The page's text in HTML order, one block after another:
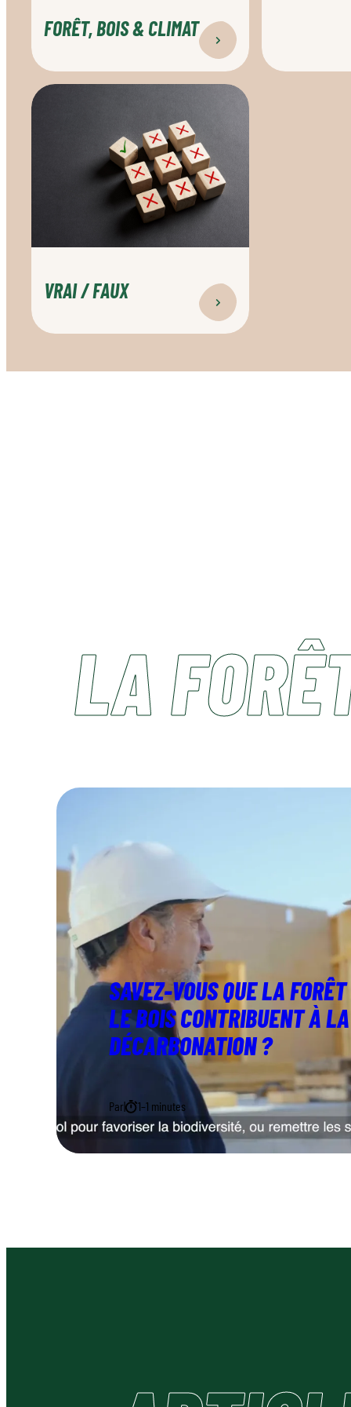
FORÊT, BOIS & CLIMAT
Vrai
/
VRAI / FAUX
LA
SAVEZ-VOUS QUE LA
LE BOIS CONTRIBUENT À LA
DÉCARBONATION ?
Par| 1–1 minutes